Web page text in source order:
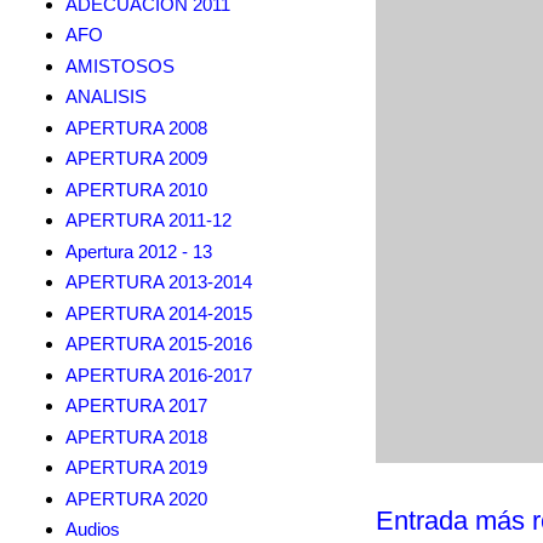
Entrada más
AFO
AMISTOSOS
ANALISIS
APERTURA 2008
APERTURA 2009
APERTURA 2010
APERTURA 2011-12
Apertura 2012 - 13
APERTURA 2013-2014
APERTURA 2014-2015
APERTURA 2015-2016
APERTURA 2016-2017
APERTURA 2017
APERTURA 2018
APERTURA 2019
APERTURA 2020
Audios